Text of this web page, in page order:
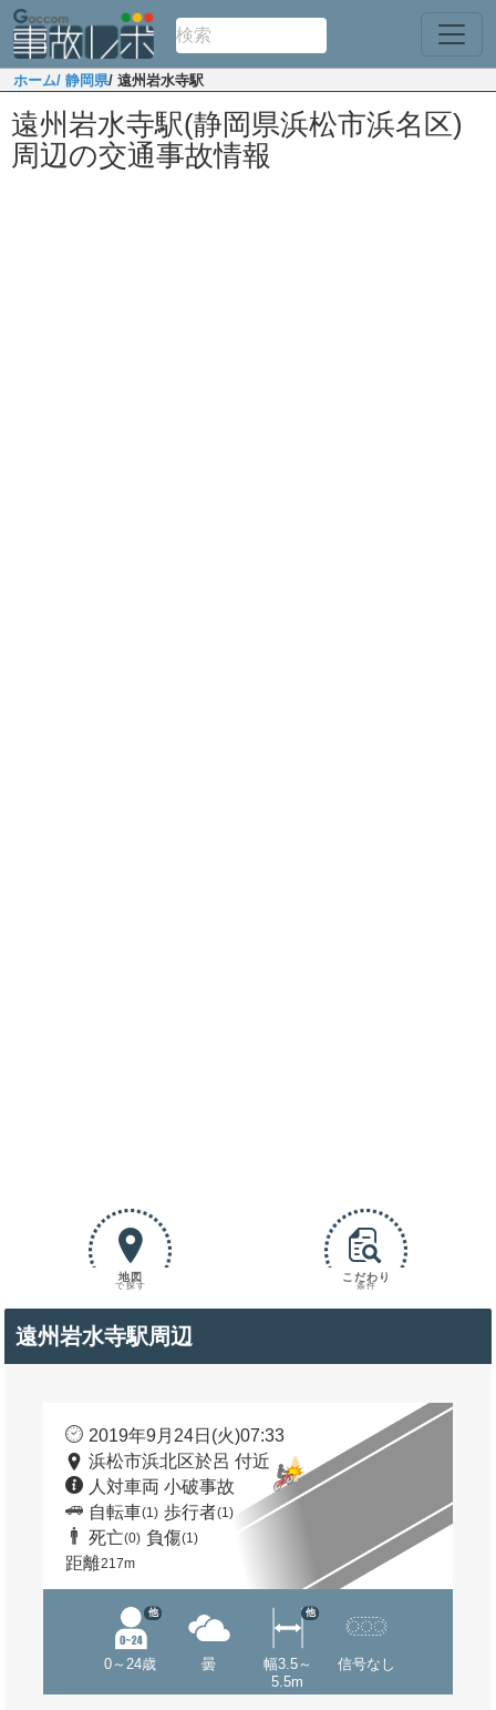
ホーム/ 静岡県/ 遠州岩水寺駅
遠州岩水寺駅(静岡県浜松市浜名区)
周辺の交通事故情報
地図
で探す
こだわり
条件
遠州岩水寺駅周辺
2019年9月24日(火)07:33
浜松市浜北区於呂 付近
人対車両 小破事故
自転車(1) 歩行者(1)
死亡(0) 負傷(1)
距離217m
0～24歳
他
曇
幅3.5～
5.5m
他
信号なし